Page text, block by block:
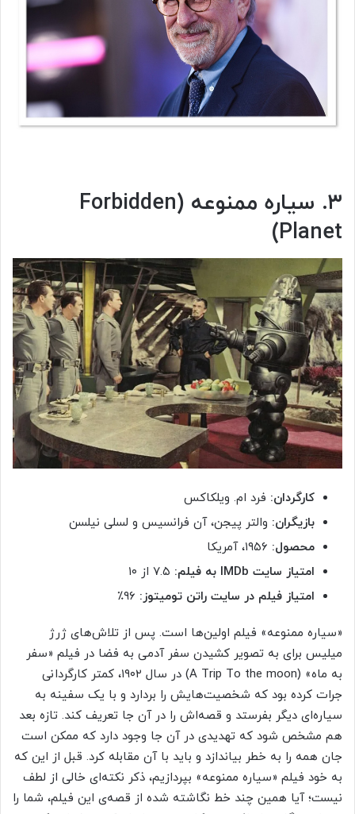
۳. سیاره ممنوعه (Forbidden
Planet)
کارگردان: فرد ام. ویلکاکس
بازیگران: والتر پیجن، آن فرانسیس و لسلی نیلسن
محصول:
امتیاز سایت IMDb به فیلم:
امتیاز فیلم در سایت راتن تومیتوز:
«سیاره ممنوعه» فیلم اولین‌ها است. پس از تلاش‌های ژرژ
میلیس برای به تصویر کشیدن سفر آدمی به فضا در فیلم «سفر
به ماه» (A Trip To the moon) در سال ۱۹۰۲، کمتر کارگردانی
جرات کرده بود که شخصیت‌هایش را بردارد و با یک سفینه‌ به
سیاره‌ای دیگر بفرستد و قصه‌اش را در آن جا تعریف کند. تازه بعد
هم مشخص شود که تهدیدی در آن جا وجود دارد که ممکن است
جان همه را به خطر بیاندازد و باید با آن مقابله کرد. قبل از این که
به خود فیلم «سیاره ممنوعه» بپردازیم، ذکر نکته‌ای خالی از لطف
نیست؛ آیا همین چند خط نگاشته شده از قصه‌ی این فیلم، شما را